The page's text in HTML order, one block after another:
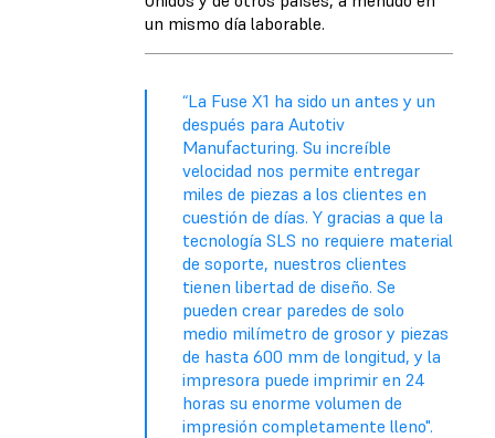
un mismo día laborable.
“La Fuse X1 ha sido un antes y un
después para Autotiv
Manufacturing. Su increíble
velocidad nos permite entregar
miles de piezas a los clientes en
cuestión de días. Y gracias a que la
tecnología SLS no requiere material
de soporte, nuestros clientes
tienen libertad de diseño. Se
pueden crear paredes de solo
medio milímetro de grosor y piezas
de hasta 600 mm de longitud, y la
impresora puede imprimir en 24
horas su enorme volumen de
impresión completamente lleno".